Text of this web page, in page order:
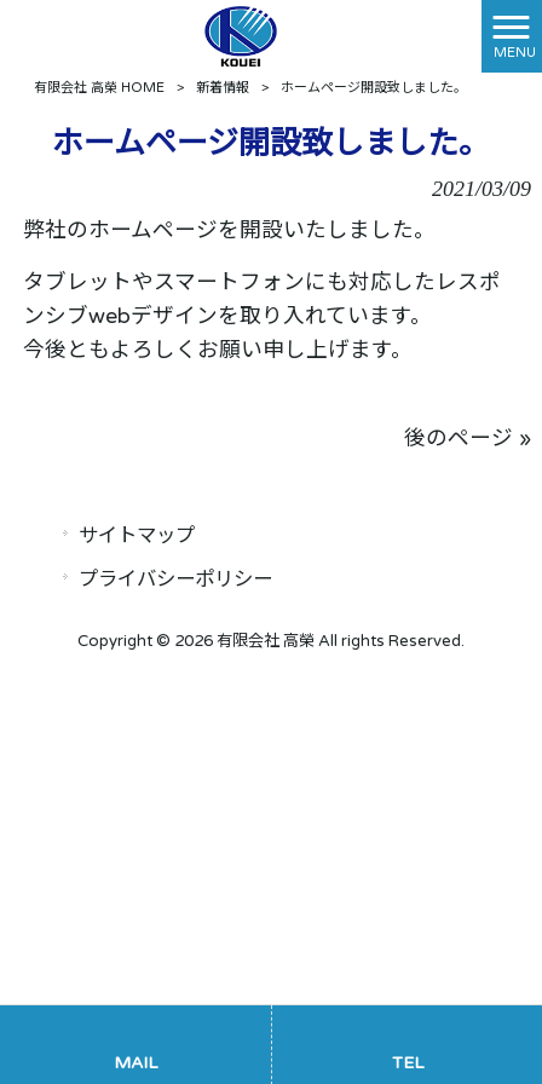
MENU
有限会社 高榮 HOME > 新着情報 > ホームページ開設致しました。
ホームページ開設致しました。
2021/03/09
弊社のホームページを開設いたしました。
タブレットやスマートフォンにも対応したレスポ
ンシブwebデザインを取り入れています。
今後ともよろしくお願い申し上げます。
後のページ »
サイトマップ
プライバシーポリシー
Copyright © 2026 有限会社 高榮 All rights Reserved.
MAIL TEL